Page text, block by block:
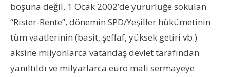
boşuna değil. 1 Ocak 2002’de yürürlüğe sokulan
“Rister-Rente”, dönemin SPD/Yeşiller hükümetinin
tüm vaatlerinin (basit, şeffaf, yüksek getiri vb.)
aksine milyonlarca vatandaş devlet tarafından
yanıltıldı ve milyarlarca euro mali sermayeye